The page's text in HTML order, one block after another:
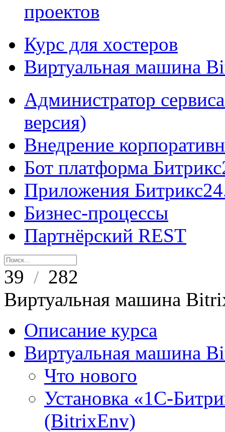
проектов
Курс для хостеров
Виртуальная машина
Администратор
версия)
Внедрение
Бот платформа
Приложения
Бизнес-процессы
Партнёрский REST
39 / 282
Виртуальная машина
Описание курса
Виртуальная машина
Что нового
Установка «1С-
(BitrixEnv)